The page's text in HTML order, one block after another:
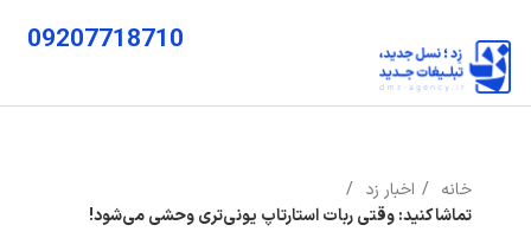
09207718710
خانه
اخبار زد
تماشا کنید: وقتی ربات استارتاپ یونی‌تری وحشی می‌شود!